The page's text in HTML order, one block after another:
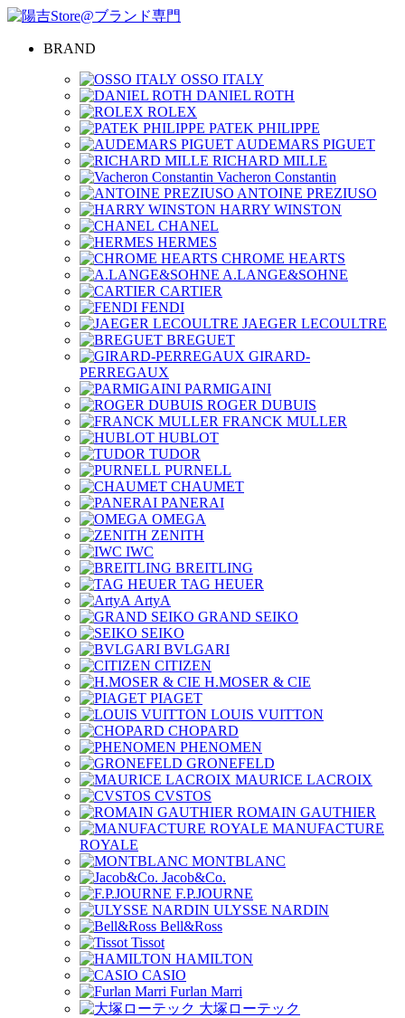
BRAND
OSSO ITALY
DANIEL ROTH
ROLEX
PATEK PHILIPPE
AUDEMARS PIGUET
RICHARD MILLE
Vacheron Constantin
ANTOINE PREZIUSO
HARRY WINSTON
CHANEL
HERMES
CHROME HEARTS
A.LANGE&SOHNE
CARTIER
FENDI
JAEGER LECOULTRE
BREGUET
GIRARD-
PERREGAUX
PARMIGAINI
ROGER DUBUIS
FRANCK MULLER
HUBLOT
TUDOR
PURNELL
CHAUMET
PANERAI
OMEGA
ZENITH
IWC
BREITLING
TAG HEUER
ArtyA
GRAND SEIKO
SEIKO
BVLGARI
CITIZEN
H.MOSER & CIE
PIAGET
LOUIS VUITTON
CHOPARD
PHENOMEN
GRONEFELD
MAURICE LACROIX
CVSTOS
ROMAIN GAUTHIER
MANUFACTURE
ROYALE
MONTBLANC
Jacob&Co.
F.P.JOURNE
ULYSSE NARDIN
Bell&Ross
Tissot
HAMILTON
CASIO
Furlan Marri
大塚ローテック